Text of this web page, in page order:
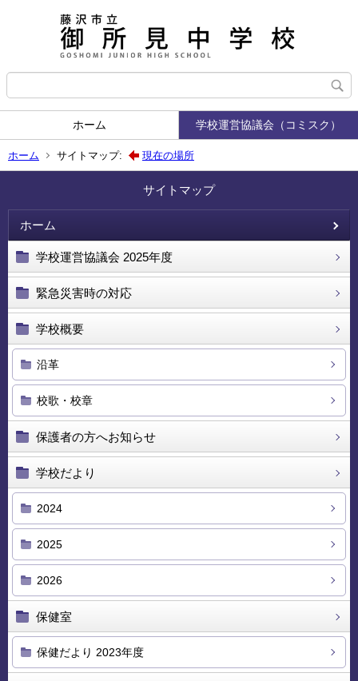
ホーム 学校運営協議会（コミスク）
ホーム サイトマップ: 現在の場所
サイトマップ
ホーム
学校運営協議会 2025年度
緊急災害時の対応
学校概要
沿革
校歌・校章
保護者の方へお知らせ
学校だより
2024
2025
2026
保健室
保健だより 2023年度